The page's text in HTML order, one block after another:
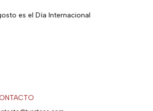
es el Día Internacional